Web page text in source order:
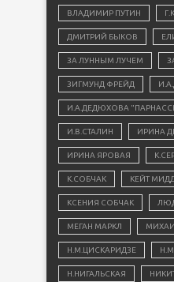
ВЛАДИМИР ПУТИН
ДМИТРИЙ БЫКОВ
ЗА ЛУННЫМ ЛУЧЕМ
ЗИГМУНД ФРЕЙД
И.А.ДЕДЮХОВА
И.В.СТАЛИН ИРИНА
ИРИНА ЯРОВАЯ
К.СОБЧАК КЕЙТ
КСЕНИЯ СОБЧАК
МЕГАН МАРКЛ
Н.М.ЦИСКАРИДЗЕ
Н.НИГАЛЬСКАЯ